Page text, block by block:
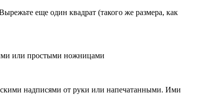
еще один квадрат (такого же размера, как
или простыми ножницами
надписями от руки или напечатанными. Ими